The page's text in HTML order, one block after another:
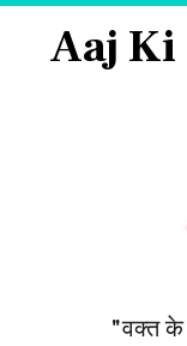
Aaj Ki
"वक्त के